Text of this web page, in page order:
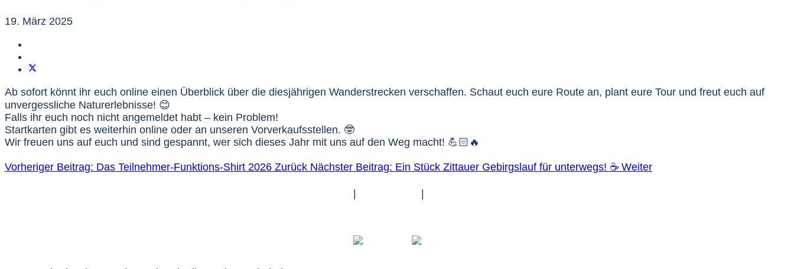
19. März 2025
Ab sofort könnt ihr euch online einen Überblick über die diesjährigen Wanderstrecken verschaffen. Schaut euch eure Route an, plant eure Tour und freut euch auf
unvergessliche Naturerlebnisse! 😊
Falls ihr euch noch nicht angemeldet habt – kein Problem!
Startkarten gibt es weiterhin online oder an unseren Vorverkaufsstellen. 🤓
Wir freuen uns auf euch und sind gespannt, wer sich dieses Jahr mit uns auf den Weg macht! 💪🏻🔥
Vorheriger Beitrag: Das Teilnehmer-Funktions-Shirt 2026 Zurück Nächster Beitrag: Ein Stück Zittauer Gebirgslauf für unterwegs! ☕ Weiter